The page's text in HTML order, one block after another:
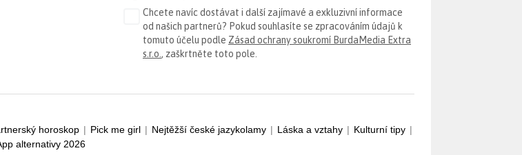
Chcete navíc dostávat i další zajímavé a exkluzivní informace
od našich partnerů? Pokud souhlasíte se zpracováním údajů k
tomuto účelu podle Zásad ochrany soukromí BurdaMedia Extra
s.r.o. , zaškrtněte toto pole.
horoskop | Pick me girl | Nejtěžší české jazykolamy | Láska a vztahy | Kulturní tipy |
alternativy 2026